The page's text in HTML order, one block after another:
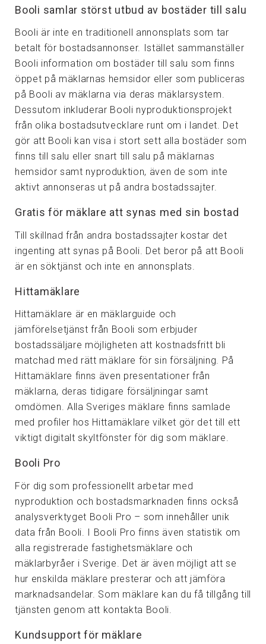
Booli samlar störst utbud av bostäder till salu
Booli är inte en traditionell annonsplats som tar
betalt för bostadsannonser. Istället sammanställer
Booli information om bostäder till salu som finns
öppet på mäklarnas hemsidor eller som publiceras
på Booli av mäklarna via deras mäklarsystem.
Dessutom inkluderar Booli nyproduktionsprojekt
från olika bostadsutvecklare runt om i landet. Det
gör att Booli kan visa i stort sett alla bostäder som
finns till salu eller snart till salu på mäklarnas
hemsidor samt nyproduktion, även de som inte
aktivt annonseras ut på andra bostadssajter.
Gratis för mäklare att synas med sin bostad
Till skillnad från andra bostadssajter kostar det
ingenting att synas på Booli. Det beror på att Booli
är en söktjänst och inte en annonsplats.
Hittamäklare
Hittamäklare är en mäklarguide och
jämförelsetjänst från Booli som erbjuder
bostadssäljare möjligheten att kostnadsfritt bli
matchad med rätt mäklare för sin försäljning. På
Hittamäklare finns även presentationer från
mäklarna, deras tidigare försäljningar samt
omdömen. Alla Sveriges mäklare finns samlade
med profiler hos Hittamäklare vilket gör det till ett
viktigt digitalt skyltfönster för dig som mäklare.
Booli Pro
För dig som professionellt arbetar med
nyproduktion och bostadsmarknaden finns också
analysverktyget Booli Pro – som innehåller unik
data från Booli. I Booli Pro finns även statistik om
alla registrerade fastighetsmäklare och
mäklarbyråer i Sverige. Det är även möjligt att se
hur enskilda mäklare presterar och att jämföra
marknadsandelar. Som mäklare kan du få tillgång till
tjänsten genom att kontakta Booli.
Kundsupport för mäklare